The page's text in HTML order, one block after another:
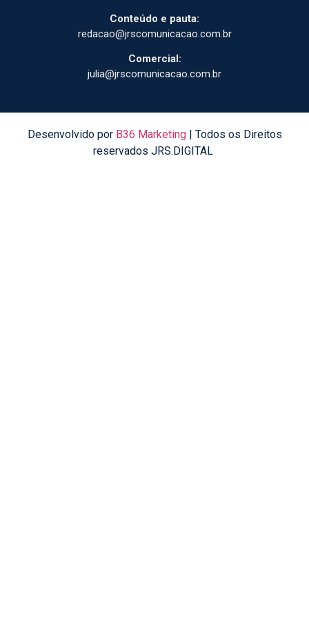
Conteúdo e pauta:
redacao@jrscomunicacao.com.br
Comercial:
julia@jrscomunicacao.com.br
Desenvolvido por B36 Marketing| Todos os Direitos
reservados JRS.DIGITAL